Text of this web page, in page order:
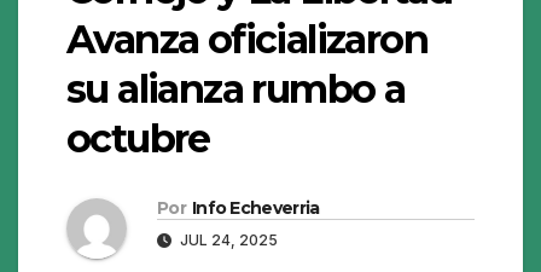
Avanza oficializaron
su alianza rumbo a
octubre
Por Info Echeverria
JUL 24, 2025